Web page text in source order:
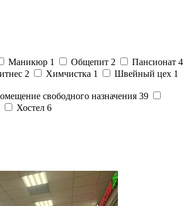
Маникюр 1 Общепит 2 Пансионат 4
2 Химчистка 1 Швейный цех 1
свободного назначения 39
Хостел 6